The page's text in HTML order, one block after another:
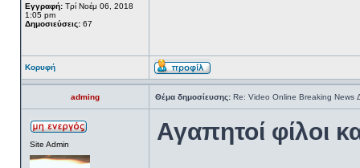
Εγγραφή: Τρί Νοέμ 06, 2018
1:05 pm
Δημοσιεύσεις: 67
Κορυφή
adming Θέμα δημοσίευσης: Re: Video Online Breaking News
Site Admin Αγαπητοί φίλοι